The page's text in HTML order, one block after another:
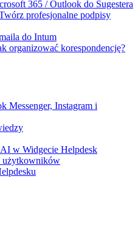
365 / Outlook do Sugestera
profesjonalne podpisy
do Intum
organizować korespondencję?
Messenger, Instagram i
w Widgecie Helpdesk
użytkowników